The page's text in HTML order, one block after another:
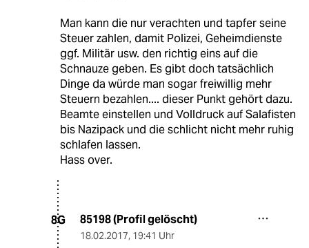
Man kann die nur verachten und tapfer seine
Steuer zahlen, damit Polizei, Geheimdienste
ggf. Militär usw. den richtig eins auf die
Schnauze geben. Es gibt doch tatsächlich
Dinge da würde man sogar freiwillig mehr
Steuern bezahlen.... dieser Punkt gehört dazu.
Beamte einstellen und Volldruck auf Salafisten
bis Nazipack und die schlicht nicht mehr ruhig
schlafen lassen.
Hass over.
8G 85198 (Profil gelöscht)
18.02.2017, 19:41 Uhr